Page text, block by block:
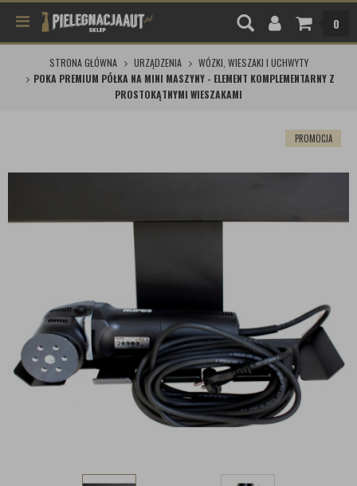
0
STRONA GŁÓWNA URZĄDZENIA
WÓZKI, WIESZAKI I UCHWYTY
POKA PREMIUM PÓŁKA NA MINI MASZYNY - ELEMENT KOMPLEMENTARNY Z
PROSTOKĄTNYMI WIESZAKAMI
PROMOCJA